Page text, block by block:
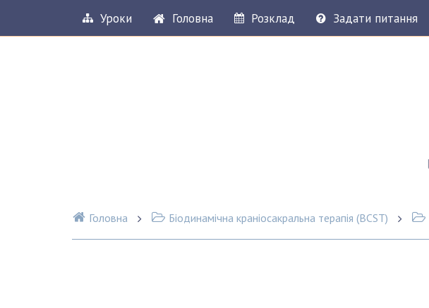
Уроки Головна Розклад Задати питання
Головна Біодинамічна краніосакральна терапія (BCST)